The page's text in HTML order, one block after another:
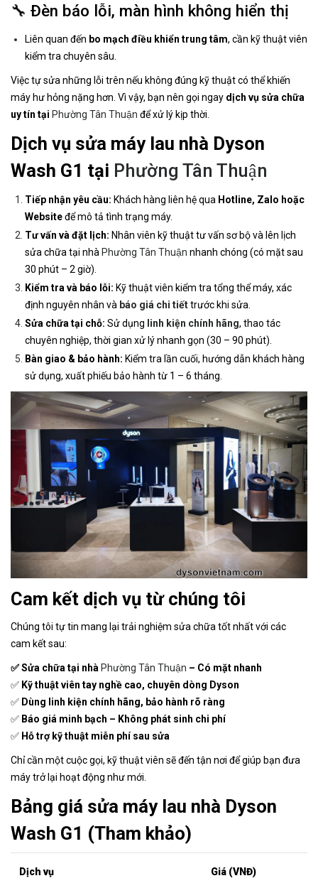
🔧 Đèn báo lỗi, màn hình không hiển thị
Liên quan đến bo mạch điều khiển trung tâm, cần kỹ thuật viên
kiểm tra chuyên sâu.
Việc tự sửa những lỗi trên nếu không đúng kỹ thuật có thể khiến
máy hư hỏng nặng hơn. Vì vậy, bạn nên gọi ngay dịch vụ sửa chữa
uy tín tại Phường Tân Thuận để xử lý kịp thời.
Dịch vụ sửa máy lau nhà Dyson
Wash G1 tại Phường Tân Thuận
Tiếp nhận yêu cầu: Khách hàng liên hệ qua Hotline, Zalo hoặc
Websiteđể mô tả tình trạng máy.
Tư vấn và đặt lịch: Nhân viên kỹ thuật tư vấn sơ bộ và lên lịch
sửa chữa tại nhà Phường Tân Thuận nhanh chóng (có mặt sau
30 phút – 2 giờ).
Kiểm tra và báo lỗi: Kỹ thuật viên kiểm tra tổng thể máy, xác
định nguyên nhân và báo giá chi tiếttrước khi sửa.
Sửa chữa tại chỗ: Sử dụng linh kiện chính hãng, thao tác
chuyên nghiệp, thời gian xử lý nhanh gọn (30 – 90 phút).
Bàn giao & bảo hành: Kiểm tra lần cuối, hướng dẫn khách hàng
sử dụng, xuất phiếu bảo hành từ 1 – 6 tháng.
Cam kết dịch vụ từ chúng tôi
Chúng tôi tự tin mang lại trải nghiệm sửa chữa tốt nhất với các
cam kết sau:
✅ Sửa chữa tại nhà Phường Tân Thuận – Có mặt nhanh
✅ Kỹ thuật viên tay nghề cao, chuyên dòng Dyson
✅ Dùng linh kiện chính hãng, bảo hành rõ ràng
✅ Báo giá minh bạch – Không phát sinh chi phí
✅ Hỗ trợ kỹ thuật miễn phí sau sửa
Chỉ cần một cuộc gọi, kỹ thuật viên sẽ đến tận nơi để giúp bạn đưa
máy trở lại hoạt động như mới.
Bảng giá sửa máy lau nhà Dyson
Wash G1 (Tham khảo)
Dịch vụ Giá (VNĐ)